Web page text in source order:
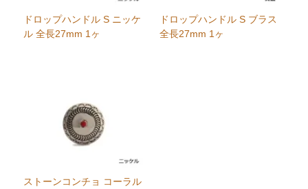
ドロップハンドル S ニッケ
ル 全長27mm 1ヶ
ドロップハンドル S ブラス
全長27mm 1ヶ
ストーンコンチョ コーラル